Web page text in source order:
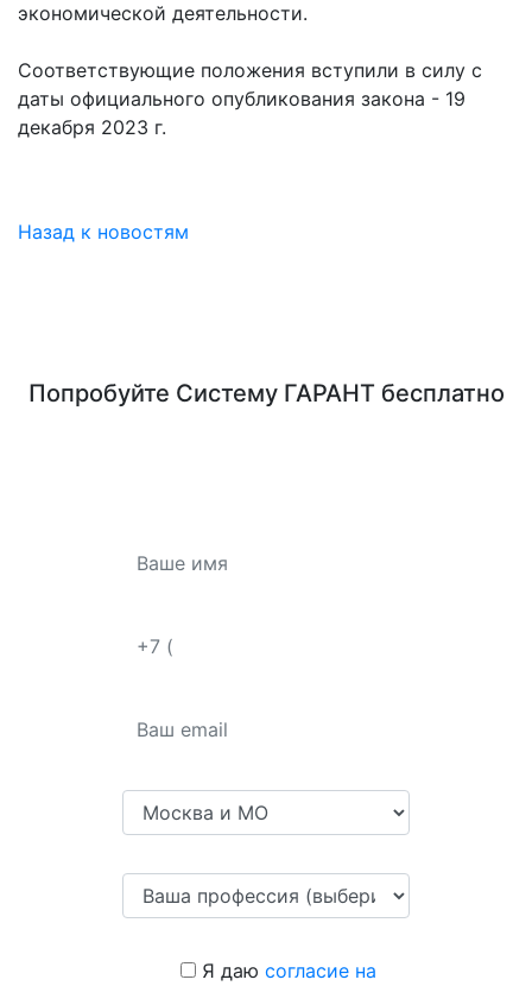
экономической деятельности.
Соответствующие положения вступили в силу с
даты официального опубликования закона - 19
декабря 2023 г.
Назад к новостям
Попробуйте Систему ГАРАНТбесплатно
Я даю согласие на